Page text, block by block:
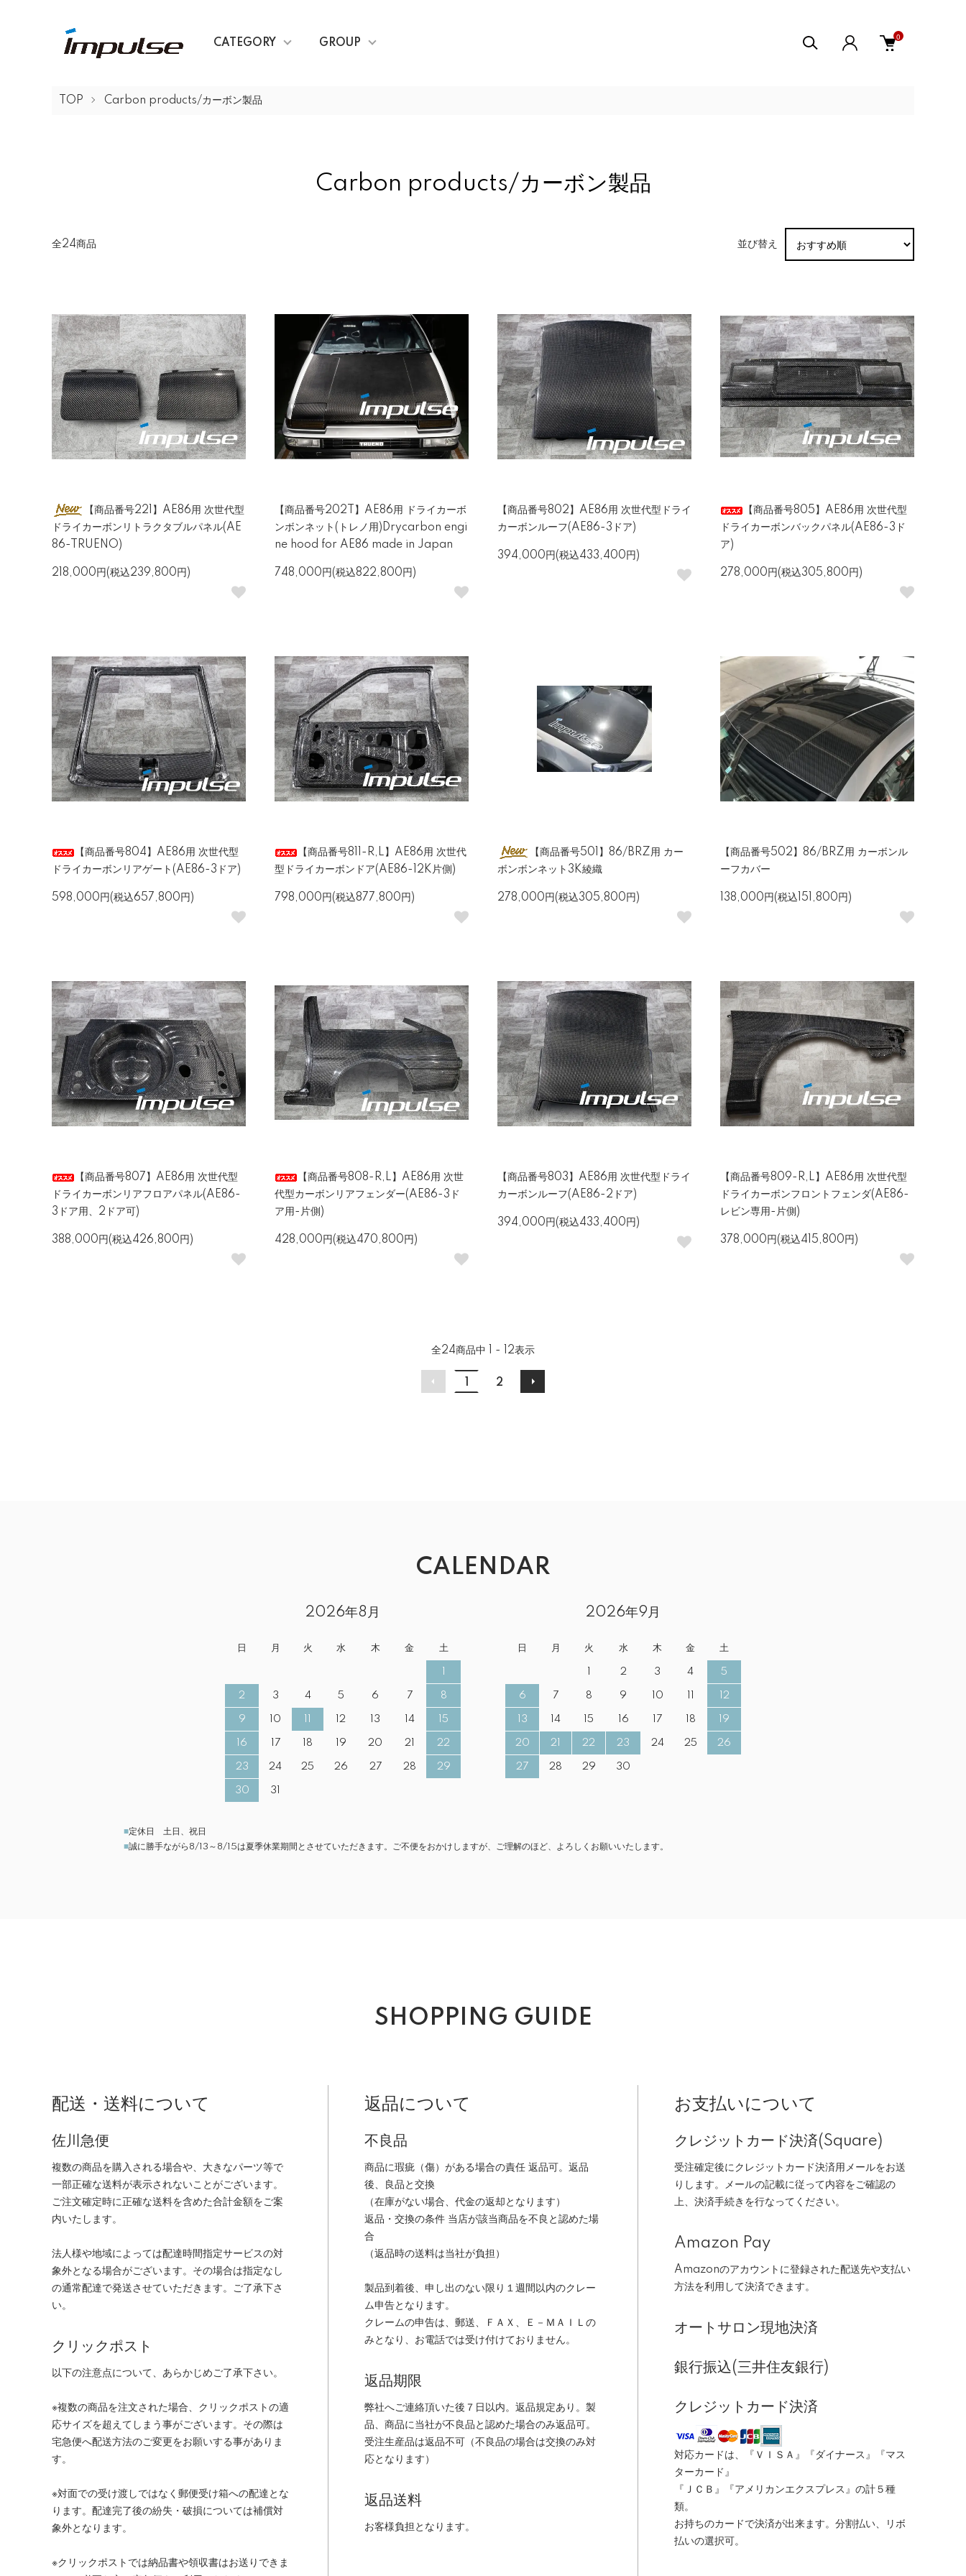
CATEGORY GROUP
0
TOP Carbon products/カーボン製品
Carbon products/カーボン製品
全24商品 並び替え
【商品番号221】AE86用 次世代型
ドライカーボンリトラクタブルパネル(AE
86-TRUENO)
218,000円(税込239,800円)
【商品番号202T】AE86用 ドライカーボ
ンボンネット(トレノ用)Drycarbon engi
ne hood for AE86 made in Japan
748,000円(税込822,800円)
【商品番号802】AE86用 次世代型ドライ
カーボンルーフ(AE86-3ドア)
394,000円(税込433,400円)
【商品番号805】AE86用 次世代型
ドライカーボンバックパネル(AE86-3ド
ア)
278,000円(税込305,800円)
【商品番号804】AE86用 次世代型
ドライカーボンリアゲート(AE86-3ドア)
598,000円(税込657,800円)
【商品番号811-R,L】AE86用 次世代
型ドライカーボンドア(AE86-12K片側)
798,000円(税込877,800円)
【商品番号501】86/BRZ用 カー
ボンボンネット3K綾織
278,000円(税込305,800円)
【商品番号502】86/BRZ用 カーボンル
ーフカバー
138,000円(税込151,800円)
【商品番号807】AE86用 次世代型
ドライカーボンリアフロアパネル(AE86-
3ドア用、2ドア可)
388,000円(税込426,800円)
【商品番号808-R,L】AE86用 次世
代型カーボンリアフェンダー(AE86-3ド
ア用-片側)
428,000円(税込470,800円)
【商品番号803】AE86用 次世代型ドライ
カーボンルーフ(AE86-2ドア)
394,000円(税込433,400円)
【商品番号809-R,L】AE86用 次世代型
ドライカーボンフロントフェンダ(AE86-
レビン専用-片側)
378,000円(税込415,800円)
全24商品中 1 - 12表示
2
CALENDAR
2026年8月
日 月 火 水 木 金 土
2 3 4 5 6 7 8
9 10 12 13 14 15
16 17 18 19 20 21 22
23 24 25 26 27 28 29
30 31
2026年9月
日 月 火 水 木 金 土
2 3 4 5
6 7 8 9 10 12
13 14 15 16 17 18 19
20 21 22 23 24 25 26
27 28 29 30
■定休日 土日、祝日
■誠に勝手ながら8/13～8/15は夏季休業期間とさせていただきます。ご不便をおかけしますが、ご理解のほど、よろしくお願いいたします。
SHOPPING GUIDE
配送・送料について
佐川急便
複数の商品を購入される場合や、大きなパーツ等で
一部正確な送料が表示されないことがございます。
ご注文確定時に正確な送料を含めた合計金額をご案
内いたします。
法人様や地域によっては配達時間指定サービスの対
象外となる場合がございます。その場合は指定なし
の通常配達で発送させていただきます。ご了承下さ
い。
クリックポスト
以下の注意点について、あらかじめご了承下さい。
※複数の商品を注文された場合、クリックポストの適
応サイズを超えてしまう事がございます。その際は
宅急便へ配送方法のご変更をお願いする事がありま
す。
※対面での受け渡しではなく郵便受け箱への配達とな
ります。配達完了後の紛失・破損については補償対
象外となります。
※クリックポストでは納品書や領収書はお送りできま
返品について
不良品
商品に瑕疵（傷）がある場合の責任 返品可。返品
後、良品と交換
（在庫がない場合、代金の返却となります）
返品・交換の条件 当店が該当商品を不良と認めた場
合
（返品時の送料は当社が負担）
製品到着後、申し出のない限り１週間以内のクレー
ム申告となります。
クレームの申告は、郵送、ＦＡＸ、Ｅ－ＭＡＩＬの
みとなり、お電話では受け付けておりません。
返品期限
弊社へご連絡頂いた後７日以内。返品規定あり。製
品、商品に当社が不良品と認めた場合のみ返品可。
受注生産品は返品不可（不良品の場合は交換のみ対
応となります）
返品送料
お客様負担となります。
お支払いについて
クレジットカード決済(Square)
受注確定後にクレジットカード決済用メールをお送
りします。メールの記載に従って内容をご確認の
上、決済手続きを行なってください。
Amazon Pay
Amazonのアカウントに登録された配送先や支払い
方法を利用して決済できます。
オートサロン現地決済
銀行振込(三井住友銀行)
クレジットカード決済
対応カードは、『ＶＩＳＡ』『ダイナース』『マス
ターカード』
『ＪＣＢ』『アメリカンエクスプレス』の計５種
類。
お持ちのカードで決済が出来ます。分割払い、リボ
払いの選択可。